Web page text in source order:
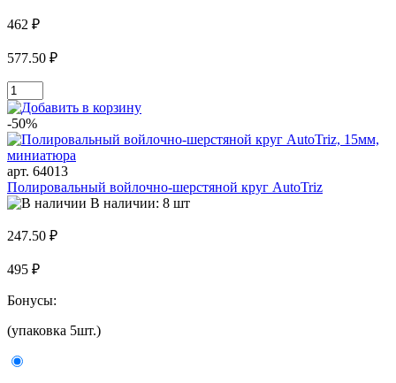
462 ₽
577.50 ₽
-50%
арт. 64013
Полировальный войлочно-шерстяной круг AutoTriz
В наличии: 8 шт
247.50 ₽
495 ₽
Бонусы:
(упаковка 5шт.)